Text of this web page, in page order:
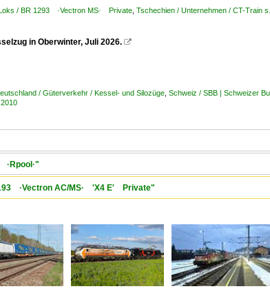
/ BR 1293 ·Vectron MS· Private Tschechien / Unternehmen / CT-Train
in Oberwinter, Juli 2026. 
/ Güterverkehr / Kessel- und Silozüge Schweiz / SBB | Schweizer
·Rpool·"
193 ·Vectron AC/MS· 'X4 E' Private"